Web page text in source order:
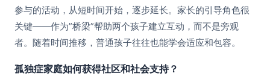
参与的活动，从短时间开始，逐步延长。家长的引导角色很
关键——作为”桥梁”帮助两个孩子建立互动，而不是旁观
者。随着时间推移，普通孩子往往也能学会适应和包容。
孤独症家庭如何获得社区和社会支持？